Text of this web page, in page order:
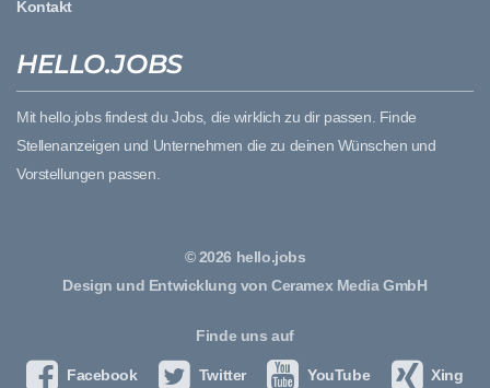
Kontakt
HELLO.JOBS
Mit hello.jobs findest du Jobs, die wirklich zu dir passen. Finde
Stellenanzeigen und Unternehmen die zu deinen Wünschen und
Vorstellungen passen.
© 2026 hello.jobs
Design und Entwicklung von Ceramex Media GmbH
Finde uns auf
Facebook Twitter YouTube Xing